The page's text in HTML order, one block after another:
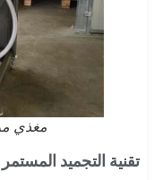
مغذي
تقنية التجميد